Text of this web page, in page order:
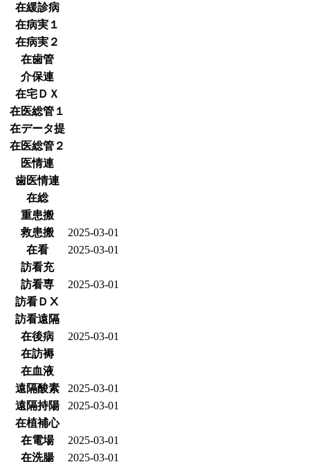
在緩診病
在病実１
在病実２
在歯管
介保連
在宅ＤＸ
在医総管１
在データ提
在医総管２
医情連
歯医情連
在総
重患搬
救患搬
2025-03-01
在看
2025-03-01
訪看充
訪看専
2025-03-01
訪看ＤⅩ
訪看遠隔
在後病
2025-03-01
在訪褥
在血液
遠隔酸素
2025-03-01
遠隔持陽
2025-03-01
在植補心
在電場
2025-03-01
在洗腸
2025-03-01